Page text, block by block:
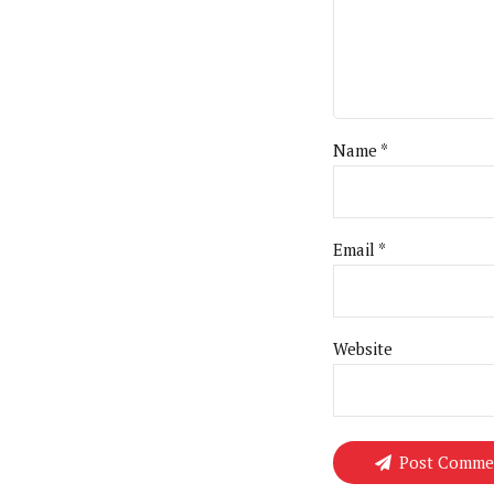
Name *
Email *
Website
Post